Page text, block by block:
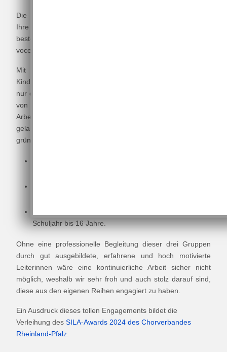
Die Gründung gleich dreier Chöre für die Jüngsten hatte
Ihre Initialzündung 2016, als es uns gelang, eines der
besten A-capella Ensembles der Welt zu engagieren -
voces8.
Mit ihren Workshops mit mehr als 400 teilnehmenden
Kindern aus Nassau und seinem Umland wussten sie nicht
nur die Kinder, sondern vor allem auch die Verantwortlichen
von tonArt davon zu überzeugen, das Engagement für die
Arbeit mit Kindern und Jugendlichen aufzugreifen und so
gelang es im selben Jahr, gleich drei Nachwuchsgruppen zu
gründen:
Schuljahr bis 16 Jahre.
Ohne eine professionelle Begleitung dieser drei Gruppen
durch gut ausgebildete, erfahrene und hoch motivierte
Leiterinnen wäre eine kontinuierliche Arbeit sicher nicht
möglich, weshalb wir sehr froh und auch stolz darauf sind,
diese aus den eigenen Reihen engagiert zu haben.
Ein Ausdruck dieses tollen Engagements bildet die
Verleihung des SILA-Awards 2024 des Chorverbandes
Rheinland-Pfalz